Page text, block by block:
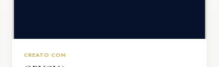
CREATO CON